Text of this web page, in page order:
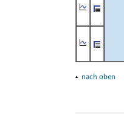
▴ nach oben